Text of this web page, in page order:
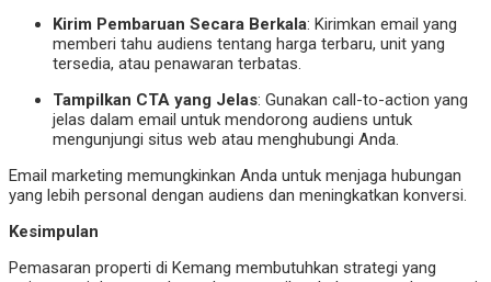
Kirim Pembaruan Secara Berkala: Kirimkan email yang
memberi tahu audiens tentang harga terbaru, unit yang
tersedia, atau penawaran terbatas.
Tampilkan CTA yang Jelas: Gunakan call-to-action yang
jelas dalam email untuk mendorong audiens untuk
mengunjungi situs web atau menghubungi Anda.
Email marketing memungkinkan Anda untuk menjaga hubungan
yang lebih personal dengan audiens dan meningkatkan konversi.
Kesimpulan
Pemasaran properti di Kemang membutuhkan strategi yang